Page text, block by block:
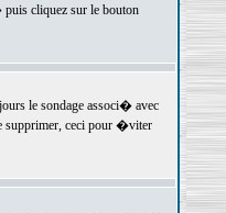
cliquez sur le bouton
le sondage associ� avec
supprimer, ceci pour �viter